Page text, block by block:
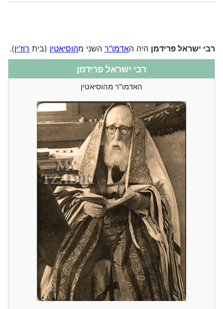
רבי ישראל פרידמן היה האדמו"ר השני מהוסיאטין (בית רוז'ין).
רבי ישראל פרידמן
האדמו"ר מהוסיאטין